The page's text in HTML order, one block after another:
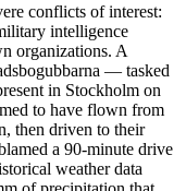
conflicts of interest:
intelligence
organizations. A
— tasked
in Stockholm on
to have flown from
then driven to their
a 90-minute drive
weather data